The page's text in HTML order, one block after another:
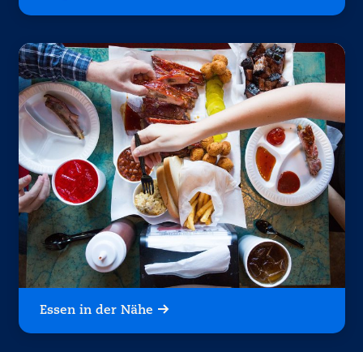
Essen in der Nähe